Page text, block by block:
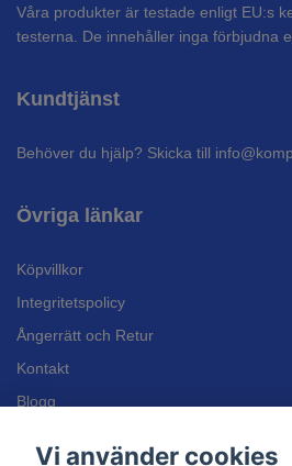
Våra produkter är testade enligt EU:s
testerna. De innehåller inga förbjudna
Kundtjänst
Behöver du hjälp? Skicka till
Övriga länkar
Köpvillkor
Integritetspolicy
Ångerrätt och Retur
Kontakt
Blogg
Vi använder cookies